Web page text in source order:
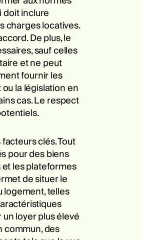
doit inclure
charges locatives.
De plus, le
sauf celles
et ne peut
fournir les
la législation en
cas. Le respect
clés. Tout
pour des biens
les plateformes
de situer le
logement, telles
loyer plus élevé
commun, des